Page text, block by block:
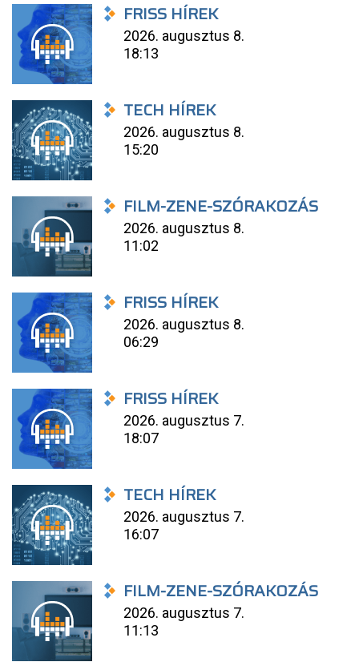
FRISS HÍREK
2026. augusztus 8.
18:13
TECH HÍREK
2026. augusztus 8.
15:20
FILM-ZENE-SZÓRAKOZÁS
2026. augusztus 8.
11:02
FRISS HÍREK
2026. augusztus 8.
06:29
FRISS HÍREK
2026. augusztus 7.
18:07
TECH HÍREK
2026. augusztus 7.
16:07
FILM-ZENE-SZÓRAKOZÁS
2026. augusztus 7.
11:13